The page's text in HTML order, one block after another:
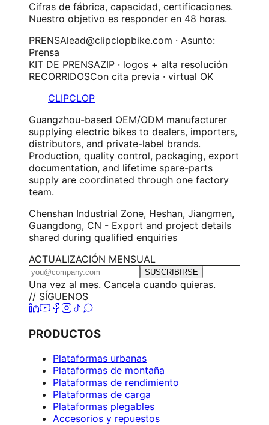
Cifras de fábrica, capacidad, certificaciones.
Nuestro objetivo es responder en 48 horas.
PRENSAlead@clipclopbike.com · Asunto:
Prensa
KIT DE PRENSAZIP · logos + alta resolución
RECORRIDOSCon cita previa · virtual OK
CLIPCLOP
Guangzhou-based OEM/ODM manufacturer
supplying electric bikes to dealers, importers,
distributors, and private-label brands.
Production, quality control, packaging, export
documentation, and lifetime spare-parts
supply are coordinated through one factory
team.
Chenshan Industrial Zone, Heshan, Jiangmen,
Guangdong, CN - Export and project details
shared during qualified enquiries
ACTUALIZACIÓN MENSUAL
SUSCRIBIRSE
Una vez al mes. Cancela cuando quieras.
// SÍGUENOS
PRODUCTOS
Plataformas urbanas
Plataformas de montaña
Plataformas de rendimiento
Plataformas de carga
Plataformas plegables
Accesorios y repuestos